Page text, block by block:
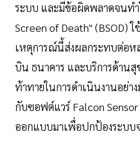
ระบบ และมีข้อผิดพลาดจนทำ
Screen of Death" (BSOD)
เหตุการณ์นี้ส่งผลกระทบต่อห
บิน ธนาคาร และบริการด้าน
ท้าทายในการดำเนินงานอย่า
กับซอฟต์แวร์ Falcon Sensor
ออกแบบมาเพื่อปกป้องระบบ